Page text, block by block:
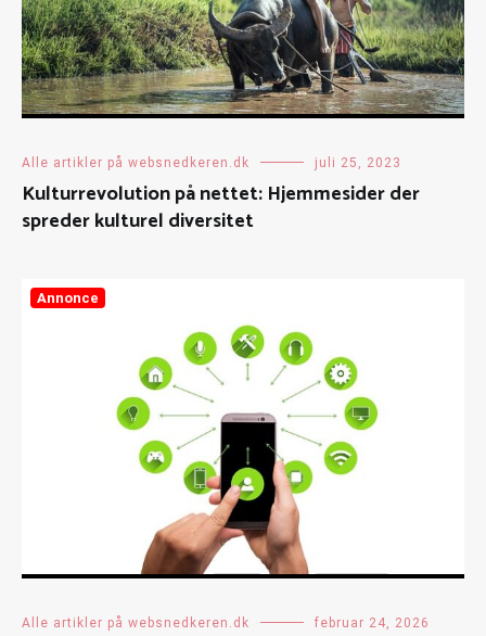
Alle artikler på websnedkeren.dk juli 25, 2023
Kulturrevolution på nettet: Hjemmesider der
spreder kulturel diversitet
Annonce
Alle artikler på websnedkeren.dk februar 24, 2026